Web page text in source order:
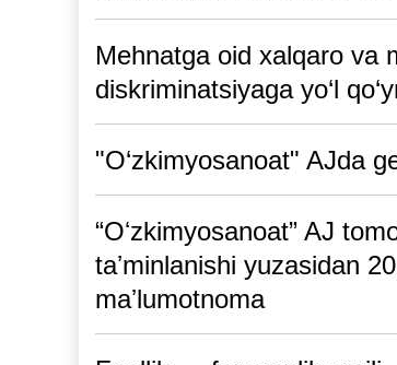
Mehnatga oid xalqaro va
diskriminatsiyaga yo‘l
"O‘zkimyosanoat" AJda
“Oʻzkimyosanoat” AJ
taʼminlanishi yuzasidan
maʼlumotnoma